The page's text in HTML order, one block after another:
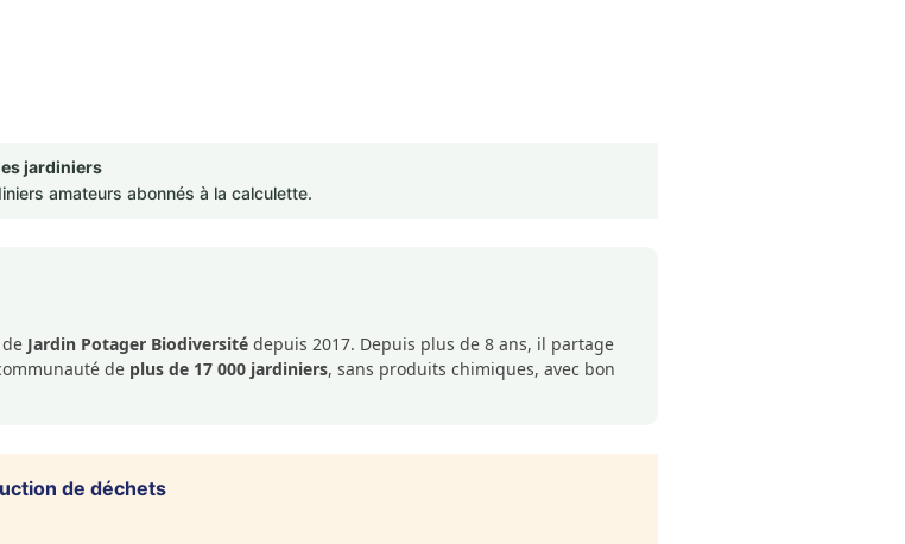
jardiniers
amateurs abonnés à la calculette.
Jardin Potager Biodiversité depuis 2017. Depuis plus de 8 ans, il partage
de plus de 17 000 jardiniers, sans produits chimiques, avec bon
de déchets